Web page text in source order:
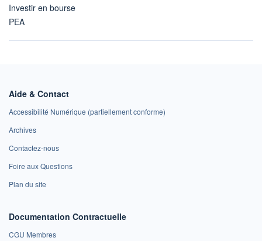
Investir en bourse
PEA
Aide & Contact
Accessibilité Numérique (partiellement conforme)
Archives
Contactez-nous
Foire aux Questions
Plan du site
Documentation Contractuelle
CGU Membres